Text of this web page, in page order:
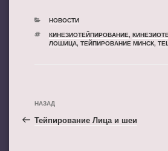
РУБРИКИ
НОВОСТИ
МЕТКИ
КИНЕЗИОТЕЙПИРОВАНИЕ,
ЛОШИЦА,ТЕЙПИРОВАНИЕ МИНСК,
Навигация
по
записям
Предыдущая
запись:
НАЗАД
Тейпирование Лица и шеи